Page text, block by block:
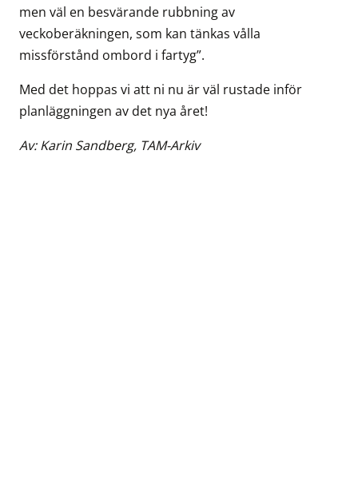
men väl en besvärande rubbning av
veckoberäkningen, som kan tänkas vålla
missförstånd ombord i fartyg”.
Med det hoppas vi att ni nu är väl rustade inför
planläggningen av det nya året!
Av: Karin Sandberg, TAM-Arkiv